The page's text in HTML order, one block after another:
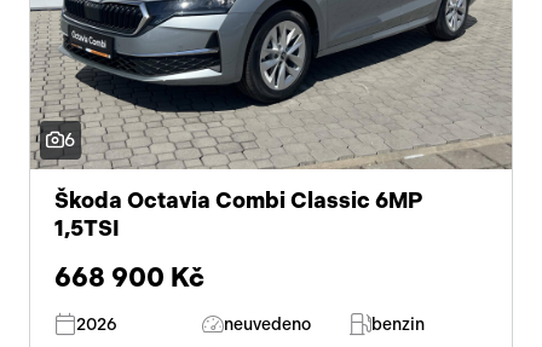
6
Škoda Octavia Combi Classic 6MP
1,5TSI
668 900 Kč
2026 neuvedeno
benzin